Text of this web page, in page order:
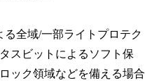
る全域/一部ライトプロテク
スビットによるソフト保
ック領域などを備える場合